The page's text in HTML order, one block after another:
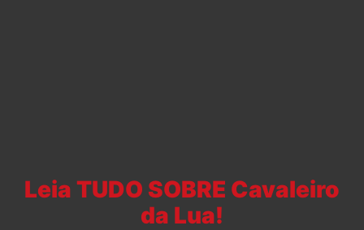
Leia TUDO SOBRE Cavaleiro
da Lua!